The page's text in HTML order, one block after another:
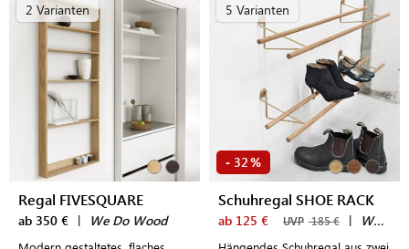
2 Varianten
Regal FIVESQUARE
ab 350 € | We Do Wood
5 Varianten
- 32 %
Schuhregal SHOE RACK
ab 125 € UVP 185 € | We Do Wood